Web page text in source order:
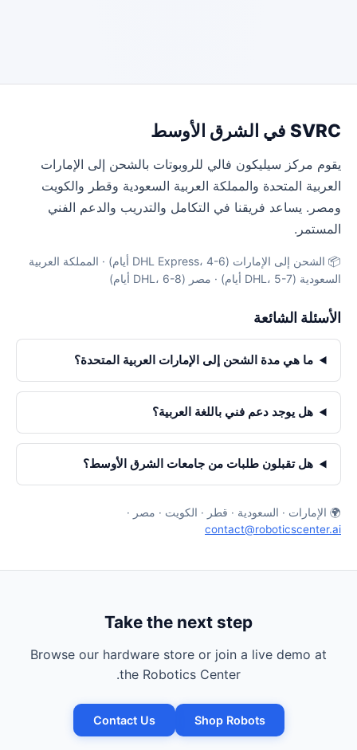
SVRC في الشرق الأوسط
يقوم مركز سيليكون فالي للروبوتات بالشحن إلى الإمارات
العربية المتحدة والمملكة العربية السعودية وقطر والكويت
ومصر. يساعد فريقنا في التكامل والتدريب والدعم الفني
المستمر.
📦 الشحن إلى الإمارات (DHL Express، 4-6 أيام) · المملكة العربية
السعودية (DHL، 5-7 أيام) · مصر (DHL، 6-8 أيام)
الأسئلة الشائعة
ما هي مدة الشحن إلى الإمارات العربية المتحدة؟
هل يوجد دعم فني باللغة العربية؟
هل تقبلون طلبات من جامعات الشرق الأوسط؟
🌍 الإمارات · السعودية · قطر · الكويت · مصر ·
contact@roboticscenter.ai
Take the next step
Browse our hardware store or join a live demo at
the Robotics Center.
Shop Robots
Contact Us